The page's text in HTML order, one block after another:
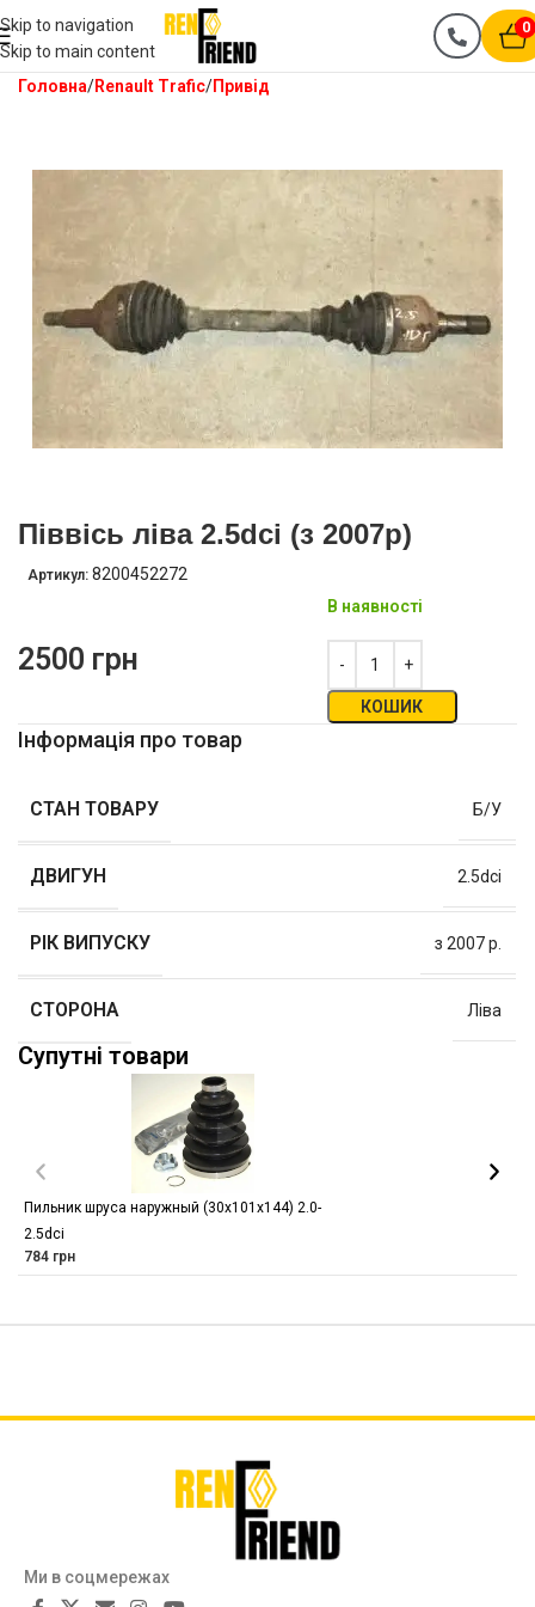
Skip to navigation
Skip to main content
0
Головна Renault Trafic Привід
Піввісь ліва 2.5dci (з 2007р)
Артикул: 8200452272
2500 грн
В наявності
КОШИК
Інформація про товар
СТАН ТОВАРУ Б/У
ДВИГУН 2.5dci
РІК ВИПУСКУ з 2007 р.
СТОРОНА Ліва
Супутні товари
Пильник шруса наружный (30х101х144) 2.0-
2.5dci
784 грн
Ми в соцмережах